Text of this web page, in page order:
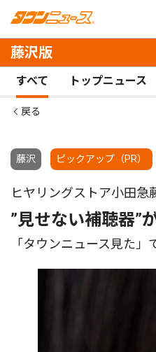
藤沢版
すべて トップニュース
戻る
藤沢 ピックアップ（PR）
ヒヤリングストア小田急
”見せない補聴器”
「タウンニュース見た」